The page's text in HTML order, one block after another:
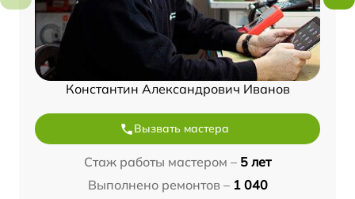
Константин Александрович Иванов
Вызвать мастера
Стаж работы мастером – 5 лет
Выполнено ремонтов – 1 040